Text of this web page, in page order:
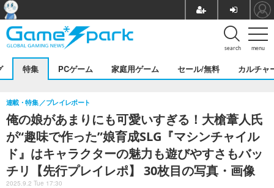
menu
search
特集 PCゲーム 家庭用ゲーム セール/無料 カルチャ
俺の娘があまりにも可愛いすぎる！大槍葦人氏
が“趣味で作った”娘育成SLG『マシンチャイル
ド』はキャラクターの魅力も遊びやすさもバッ
チリ【先行プレイレポ】 30枚目の写真・画像
連載・特集 プレイレポート
2025.9.2 Tue 17:30